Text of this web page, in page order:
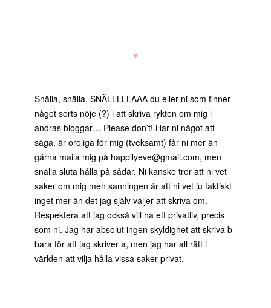
♥
Snälla, snälla, SNÄLLLLLAAA du eller ni som finner
något sorts nöje (?) i att skriva rykten om mig i
andras bloggar… Please don’t! Har ni något att
säga, är oroliga för mig (tveksamt) får ni mer än
gärna maila mig på happilyeve@gmail.com, men
snälla sluta hålla på sådär. Ni kanske tror att ni vet
saker om mig men sanningen är att ni vet ju faktiskt
inget mer än det jag själv väljer att skriva om.
Respektera att jag också vill ha ett privatliv, precis
som ni. Jag har absolut ingen skyldighet att skriva b
bara för att jag skriver a, men jag har all rätt i
världen att vilja hålla vissa saker privat.